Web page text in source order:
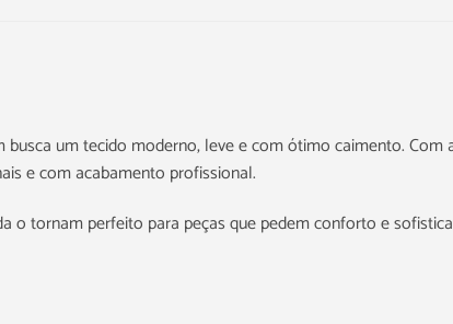
busca um tecido moderno, leve e com ótimo caimento.
e com acabamento profissional.
tornam perfeito para peças que pedem conforto e